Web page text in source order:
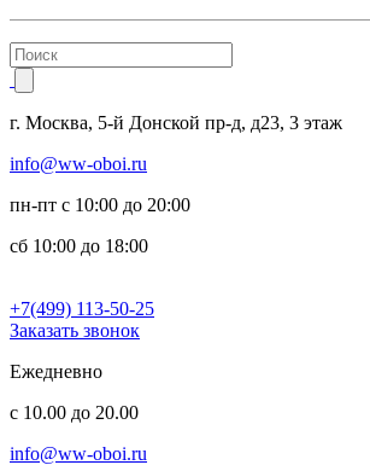
г. Москва, 5-й Донской пр-д, д23, 3 этаж
info@ww-oboi.ru
пн-пт с 10:00 до 20:00
сб 10:00 до 18:00
+7(499) 113-50-25
Заказать звонок
Ежедневно
с 10.00 до 20.00
info@ww-oboi.ru